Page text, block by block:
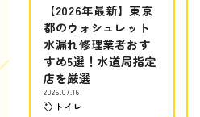
【2026年最新】東京
都のウォシュレット
水漏れ修理業者おす
すめ5選！水道局指定
店を厳選
2026.07.16
トイレ